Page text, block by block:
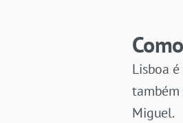
Lisboa
também
Miguel.